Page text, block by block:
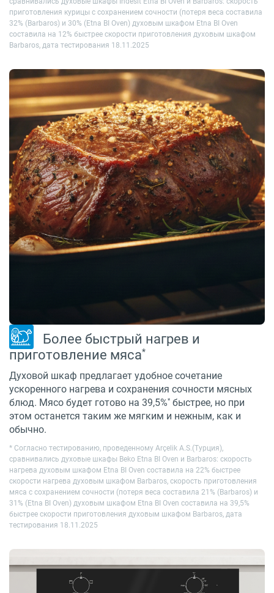
приготовления курицы с сохранением сочности (потеря веса составила
32% (Barbaros) и 30% (Etna BI Oven) духовым шкафом Etna BI Oven
составила на 12% быстрее скорости приготовления духовым шкафом
Barbaros, дата тестирования 18.11.2025
Более быстрый нагрев и
приготовление мяса*
Духовой шкаф предлагает удобное сочетание
ускоренного нагрева и сохранения сочности мясных
блюд. Мясо будет готово на 39,5%* быстрее, но при
этом останется таким же мягким и нежным, как и
обычно.
* Согласно тестированию, проведенному Arçelik A.S.(Турция),
сравнивались духовые шкафы Beko Etna BI Oven и Barbaros: скорость
нагрева духовым шкафом Etna BI Oven составила на 22% быстрее
скорости нагрева духовым шкафом Barbaros, скорость приготовления
мяса с сохранением сочности (потеря веса составила 21% (Barbaros) и
31% (Etna BI Oven) духовым шкафом Etna BI Oven составила на 39,5%
быстрее скорости приготовления духовым шкафом Barbaros, дата
тестирования 18.11.2025